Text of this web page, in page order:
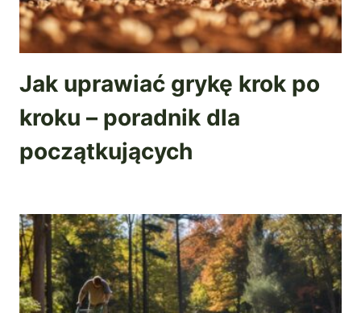
Jak uprawiać grykę krok po
kroku – poradnik dla
początkujących